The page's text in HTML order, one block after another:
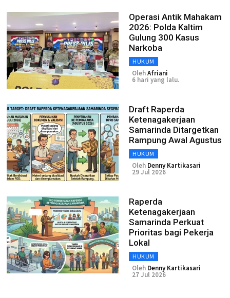
Operasi Antik Mahakam
2026: Polda Kaltim
Gulung 300 Kasus
Narkoba
HUKUM
OlehAfriani
6 hari yang lalu.
Draft Raperda
Ketenagakerjaan
Samarinda Ditargetkan
Rampung Awal Agustus
HUKUM
Oleh Denny Kartikasari
29 Jul 2026
Raperda
Ketenagakerjaan
Samarinda Perkuat
Prioritas bagi Pekerja
Lokal
HUKUM
Oleh Denny Kartikasari
27 Jul 2026